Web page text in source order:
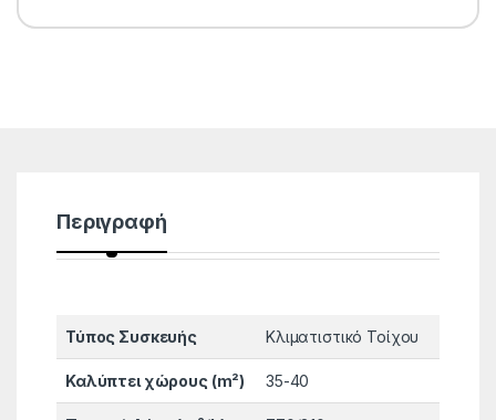
Περιγραφή
Τύπος Συσκευής Κλιματιστικό Τοίχου
Καλύπτει χώρους (m²) 35-40